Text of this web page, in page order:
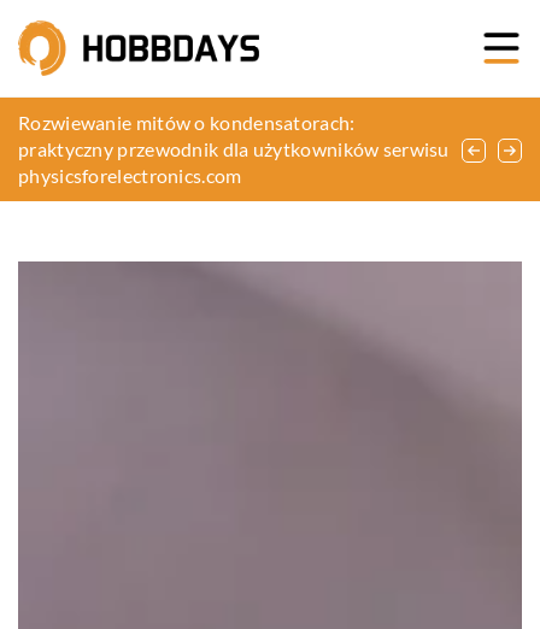
Aktywny wypoczynek pośród zieleni – czy to
możliwe?
Rozwiewanie mitów o kondensatorach:
praktyczny przewodnik dla użytkowników serwisu
physicsforelectronics.com
Jak hantle mogą zrewolucjonizować Twoje
podejście do treningu siłowego?